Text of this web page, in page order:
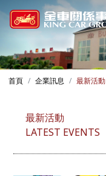
首頁 企業訊息 最新活動
最新活動
LATEST EVENTS